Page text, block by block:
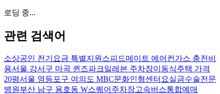
로딩 중...
관련 검색어
소상공인 전기요금 특별지원 스피드메이트 에어컨가스 충전비
용서울 강서구 마곡 퀸즈파크일레븐 주차장이동식주택 가격
20평서울 영등포구 여의도 MBC문화인형센터 요실금수술전문
병원 부산 남구 용호동 W스퀘어주차장고속버스통합예매